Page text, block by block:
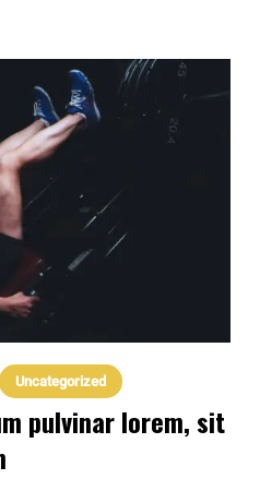
Uncategorized
pulvinar lorem, sit